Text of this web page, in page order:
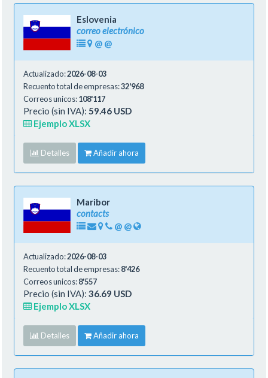
Eslovenia
correo electrónico
@ @
Actualizado:2026-08-03
Recuento total de empresas:32'968
Correos unicos:108'117
Precio (sin IVA): 59.46 USD
Ejemplo XLSX
Detalles Añadir ahora
Maribor
contacts
@ @
Actualizado:2026-08-03
Recuento total de empresas:8'426
Correos unicos:8'557
Precio (sin IVA): 36.69 USD
Ejemplo XLSX
Detalles Añadir ahora